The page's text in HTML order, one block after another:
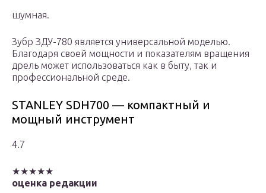
шумная.
Зубр ЗДУ-780 является универсальной моделью.
Благодаря своей мощности и показателям вращения
дрель может использоваться как в быту, так и
профессиональной среде.
STANLEY SDH700 — компактный и
мощный инструмент
4.7
★★★★★
оценка редакции